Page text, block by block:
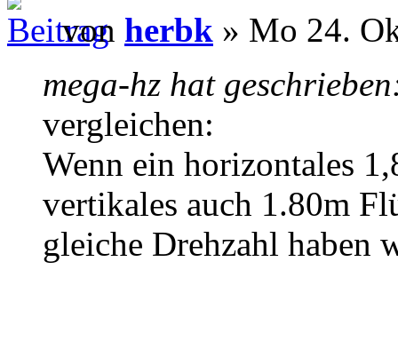
von herbk » Mo 24.
mega-hz hat
vergleichen:
Wenn ein horizontales
vertikales auch 1.80m
gleiche Drehzahl haben